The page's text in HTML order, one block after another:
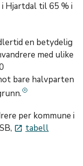
i Hjartdal til 65 % i
en betydelig
med ulike
bare halvparten
per kommune i
launch tabell